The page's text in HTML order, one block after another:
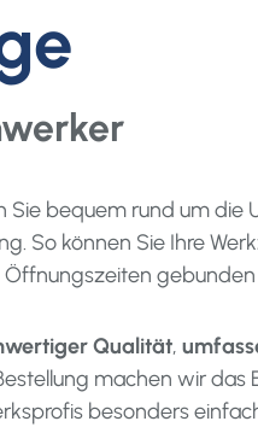
Sie bequem rund um die
So können Sie Ihre
gebunden
Qualität,
machen wir das
besonders